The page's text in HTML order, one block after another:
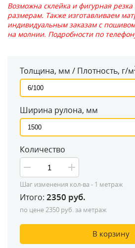
Возможна склейка и фигурная
размерам. Также изготавливаем
индивидуальным заказам с
на молнии. Подробности по
Толщина, мм / Плотность, г/м
Ширина рулона, мм
Количество
Шаг изменения кол-ва - 1 метраж
Итого: 2350 руб.
по цене2350 руб. за метраж
В корзину